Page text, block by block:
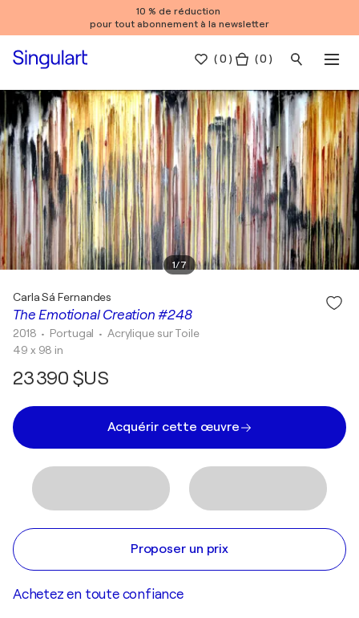
10 % de réduction
pour tout abonnement à la newsletter
(0 ) ( 0 )
1/7
The Emotional Creation #248
Carla Sá Fernandes
2018 • Portugal • Acrylique sur Toile
49 x 98 in
23 390 $US
Acquérir cette œuvre
Proposer un prix
Achetez en toute confiance